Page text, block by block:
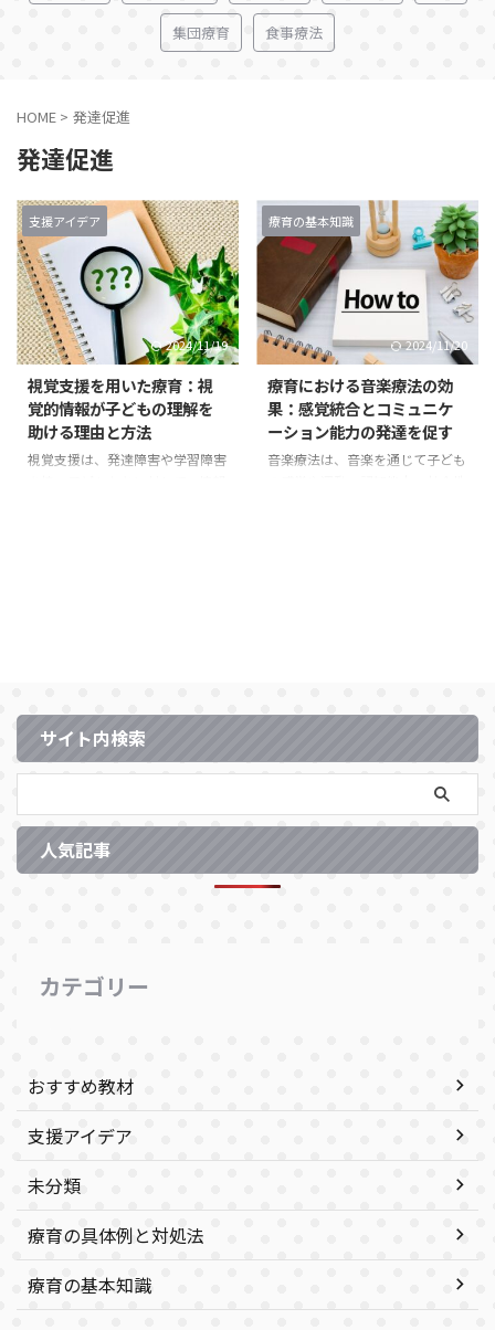
集団療育 食事療法
HOME > 発達促進
発達促進
支援アイデア
2024/11/19
視覚支援を用いた療育：視
覚的情報が子どもの理解を
助ける理由と方法
視覚支援は、発達障害や学習障害
は、視覚支援が子どもの理解を助
ける理由や、具体的な実践方法に
とは？ 視覚支援とは、言葉 ...
療育の基本知識
2024/11/20
療育における音楽療法の効
果：感覚統合とコミュニケ
ーション能力の発達を促す
音楽療法は、音楽を通じて子ども
は、音楽を使ったアプローチで、
子どもの身体的、感覚的、社会的
発達を促進する方法です。楽 ...
サイト内検索
人気記事
カテゴリー
おすすめ教材
支援アイデア
未分類
療育の具体例と対処法
療育の基本知識